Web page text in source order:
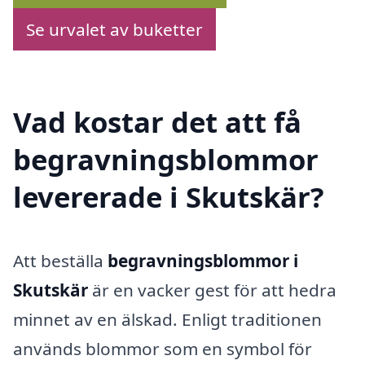
Se urvalet av buketter
Vad kostar det att få
begravningsblommor
levererade i Skutskär?
Att beställa begravningsblommor i
Skutskär är en vacker gest för att hedra
minnet av en älskad. Enligt traditionen
används blommor som en symbol för